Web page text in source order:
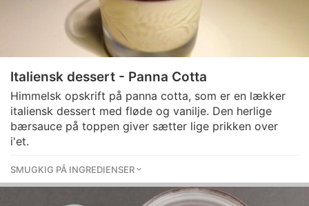
Italiensk dessert - Panna Cotta
Himmelsk opskrift på panna cotta, som er en lækker
italiensk dessert med fløde og vanilje. Den herlige
bærsauce på toppen giver sætter lige prikken over
i'et.
SMUGKIG PÅ INGREDIENSER